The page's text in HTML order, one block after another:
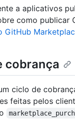
a aplicativos
como publicar
GitHub
cobrança
ciclo de
feitas pelos